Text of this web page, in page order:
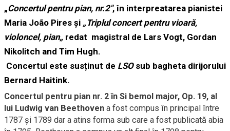
„Concertul pentru pian, nr.2″, în interpreatarea pianistei
Maria João Pires și „Triplul concert pentru vioară,
violoncel, pian„ redat magistral de Lars Vogt, Gordan
Nikolitch and Tim Hugh.
Concertul este susținut de LSOsub bagheta dirijorului
Bernard Haitink.
Concertul pentru pian nr. 2 în Si bemol major, Op. 19, al
lui Ludwig van Beethoven a fost compus în principal între
1787 și 1789 dar a atins forma sub care a fost publicată abia